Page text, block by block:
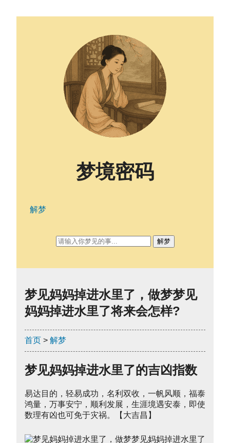
梦见妈妈掉进水里了，做梦梦见
妈妈掉进水里了将来会怎样?
首页 > 解梦
梦见妈妈掉进水里了的吉凶指数
易达目的，轻易成功，名利双收，一帆风顺，福泰
鸿量，万事安宁，顺利发展，生涯境遇安泰，即使
数理有凶也可免于灾祸。【大吉昌】
梦境密码
解梦
解梦